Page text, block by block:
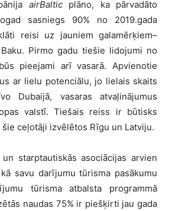
airBalticplāno, ka pārvadāto
sasniegs 90% no 2019.gada
reisi uz jauniem galamērķiem–
Pirmo gadu tiešie lidojumi no
pieejami arī vasarā. Apvienotie
ar lielu potenciālu, jo lielais skaits
Dubaijā, vasaras atvaļinājumus
valstī. Tiešais reiss ir būtisks
ceļotāji izvēlētos Rīgu un Latviju.
starptautiskās asociācijas arvien
savu darījumu tūrisma pasākumu
tūrisma atbalsta programmā
naudas 75% ir piešķirti jau gada